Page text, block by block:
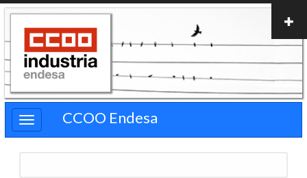
Pasar
contenido
principal
CCOO Endesa